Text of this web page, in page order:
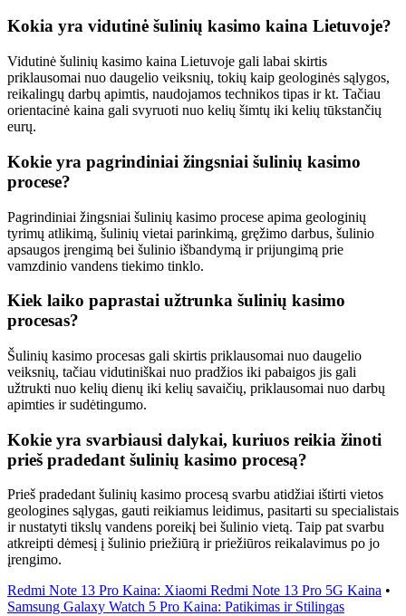
Kokia yra vidutinė šulinių kasimo kaina Lietuvoje?
Vidutinė šulinių kasimo kaina Lietuvoje gali labai skirtis
priklausomai nuo daugelio veiksnių, tokių kaip geologinės sąlygos,
reikalingų darbų apimtis, naudojamos technikos tipas ir kt. Tačiau
orientacinė kaina gali svyruoti nuo kelių šimtų iki kelių tūkstančių
eurų.
Kokie yra pagrindiniai žingsniai šulinių kasimo
procese?
Pagrindiniai žingsniai šulinių kasimo procese apima geologinių
tyrimų atlikimą, šulinių vietai parinkimą, gręžimo darbus, šulinio
apsaugos įrengimą bei šulinio išbandymą ir prijungimą prie
vamzdinio vandens tiekimo tinklo.
Kiek laiko paprastai užtrunka šulinių kasimo
procesas?
Šulinių kasimo procesas gali skirtis priklausomai nuo daugelio
veiksnių, tačiau vidutiniškai nuo pradžios iki pabaigos jis gali
užtrukti nuo kelių dienų iki kelių savaičių, priklausomai nuo darbų
apimties ir sudėtingumo.
Kokie yra svarbiausi dalykai, kuriuos reikia žinoti
prieš pradedant šulinių kasimo procesą?
Prieš pradedant šulinių kasimo procesą svarbu atidžiai ištirti vietos
geologines sąlygas, gauti reikiamus leidimus, pasitarti su specialistais
ir nustatyti tikslų vandens poreikį bei šulinio vietą. Taip pat svarbu
atkreipti dėmesį į šulinio priežiūrą ir priežiūros reikalavimus po jo
įrengimo.
Redmi Note 13 Pro Kaina: Xiaomi Redmi Note 13 Pro 5G Kaina •
Samsung Galaxy Watch 5 Pro Kaina: Patikimas ir Stilingas